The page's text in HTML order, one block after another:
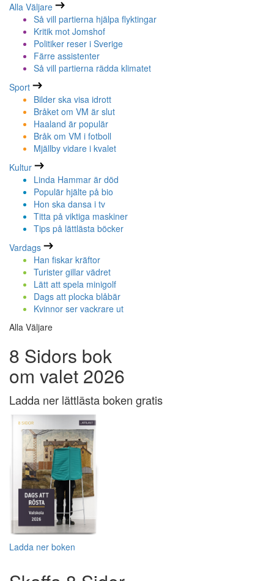
Alla Väljare
Så vill partierna hjälpa flyktingar
Kritik mot Jomshof
Politiker reser i Sverige
Färre assistenter
Så vill partierna rädda klimatet
Sport
Bilder ska visa idrott
Bråket om VM är slut
Haaland är populär
Bråk om VM i fotboll
Mjällby vidare i kvalet
Kultur
Linda Hammar är död
Populär hjälte på bio
Hon ska dansa i tv
Titta på viktiga maskiner
Tips på lättlästa böcker
Vardags
Han fiskar kräftor
Turister gillar vädret
Lätt att spela minigolf
Dags att plocka blåbär
Kvinnor ser vackrare ut
Alla Väljare
8 Sidors bok
om valet 2026
Ladda ner lättlästa boken gratis
Ladda ner boken